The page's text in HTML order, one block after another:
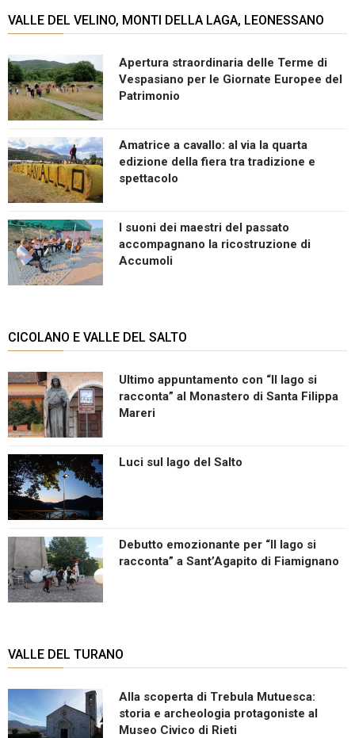
VALLE DEL VELINO, MONTI DELLA LAGA, LEONESSANO
Apertura straordinaria delle Terme di
Vespasiano per le Giornate Europee del
Patrimonio
Amatrice a cavallo: al via la quarta
edizione della fiera tra tradizione e
spettacolo
I suoni dei maestri del passato
accompagnano la ricostruzione di
Accumoli
CICOLANO E VALLE DEL SALTO
Ultimo appuntamento con “Il lago si
racconta” al Monastero di Santa Filippa
Mareri
Luci sul lago del Salto
Debutto emozionante per “Il lago si
racconta” a Sant’Agapito di Fiamignano
VALLE DEL TURANO
Alla scoperta di Trebula Mutuesca:
storia e archeologia protagoniste al
Museo Civico di Rieti